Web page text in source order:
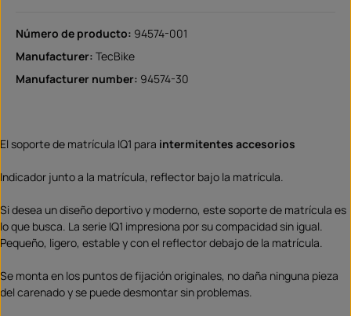
Número de producto: 94574-001
Manufacturer: TecBike
Manufacturer number: 94574-30
El soporte de matrícula IQ1 para intermitentes accesorios
Indicador junto a la matrícula, reflector bajo la matrícula.
Si desea un diseño deportivo y moderno, este soporte de matrícula es
lo que busca. La serie IQ1 impresiona por su compacidad sin igual.
Pequeño, ligero, estable y con el reflector debajo de la matrícula.
Se monta en los puntos de fijación originales, no daña ninguna pieza
del carenado y se puede desmontar sin problemas.